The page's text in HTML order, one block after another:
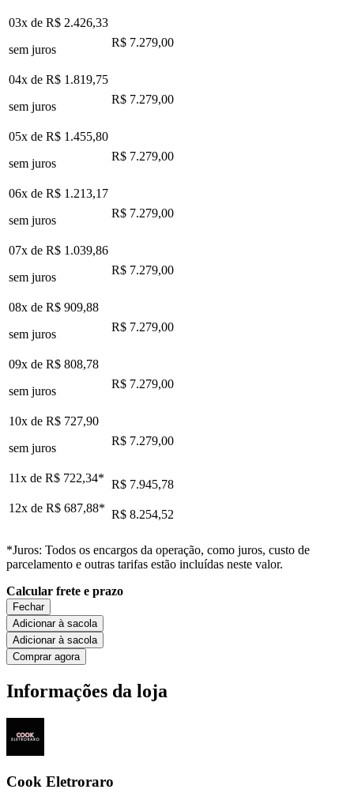
03x de R$ 2.426,33
sem juros
R$ 7.279,00
04x de R$ 1.819,75
sem juros
R$ 7.279,00
05x de R$ 1.455,80
sem juros
R$ 7.279,00
06x de R$ 1.213,17
sem juros
R$ 7.279,00
07x de R$ 1.039,86
sem juros
R$ 7.279,00
08x de R$ 909,88
sem juros
R$ 7.279,00
09x de R$ 808,78
sem juros
R$ 7.279,00
10x de R$ 727,90
sem juros
R$ 7.279,00
11x de R$ 722,34* R$ 7.945,78
12x de R$ 687,88* R$ 8.254,52
*Juros: Todos os encargos da operação, como juros, custo de
parcelamento e outras tarifas estão incluídas neste valor.
Calcular frete e prazo
Fechar
Adicionar à sacola
Adicionar à sacola
Comprar agora
Informações da loja
Cook Eletroraro